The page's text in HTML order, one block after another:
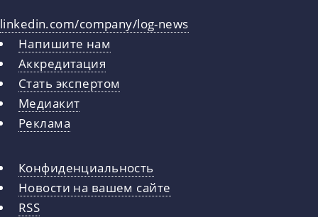
linkedin.com/company/log-news
Напишите нам
Аккредитация
Стать экспертом
Медиакит
Реклама
Конфиденциальность
Новости на вашем сайте
RSS